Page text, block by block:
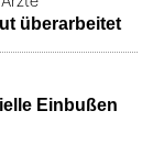
überarbeitet
Einbußen